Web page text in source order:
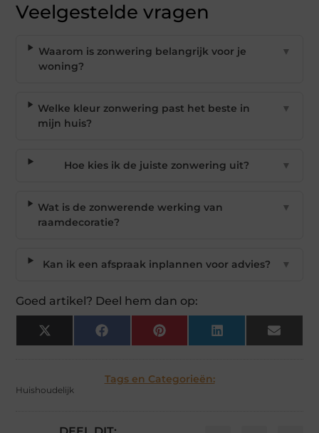
Veelgestelde vragen
Waarom is zonwering belangrijk voor je
woning?
▼
Welke kleur zonwering past het beste in
mijn huis?
▼
Hoe kies ik de juiste zonwering uit? ▼
Wat is de zonwerende werking van
raamdecoratie?
▼
Kan ik een afspraak inplannen voor advies? ▼
Goed artikel? Deel hem dan op:
X
(Twitter)
Facebook Pinterest LinkedIn Email
Tags en Categorieën:
Huishoudelijk